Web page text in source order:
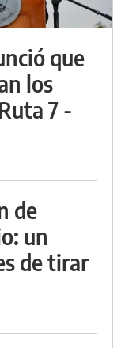
que
los
7 -
de
un
de tirar